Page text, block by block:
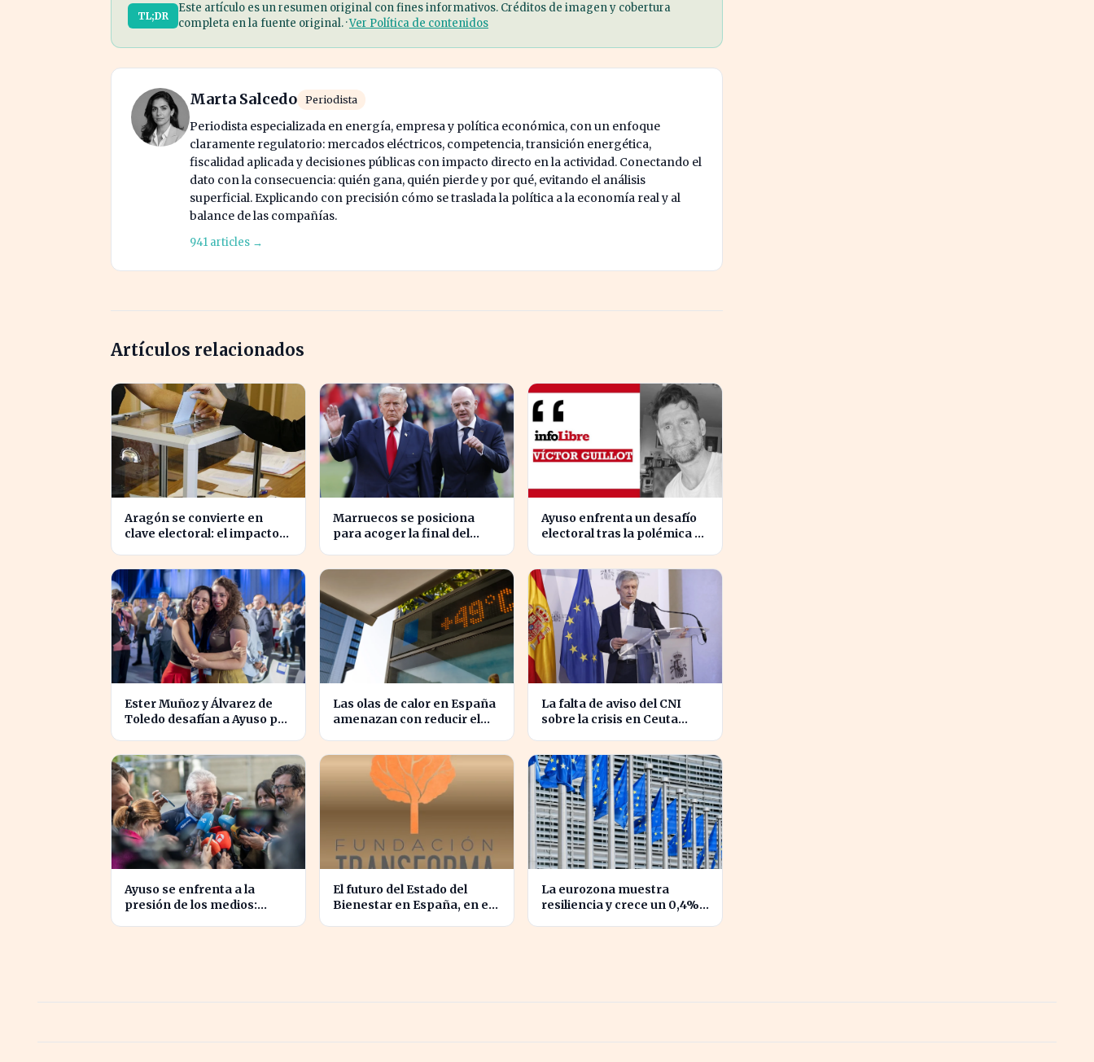
TL;DR
Este artículo es un resumen original con fines informativos. Créditos de imagen y cobertura
completa en la fuente original. ·Ver Política de contenidos
Marta Salcedo Periodista
Periodista especializada en energía, empresa y política económica, con un enfoque
claramente regulatorio: mercados eléctricos, competencia, transición energética,
fiscalidad aplicada y decisiones públicas con impacto directo en la actividad. Conectando el
dato con la consecuencia: quién gana, quién pierde y por qué, evitando el análisis
superficial. Explicando con precisión cómo se traslada la política a la economía real y al
balance de las compañías.
941 articles →
Artículos relacionados
Aragón se convierte en
clave electoral: el impacto
Marruecos se posiciona
para acoger la final del
Ayuso enfrenta un desafío
electoral tras la polémica de
Ester Muñoz y Álvarez de
Toledo desafían a Ayuso por
Las olas de calor en España
amenazan con reducir el
La falta de aviso del CNI
sobre la crisis en Ceuta
Ayuso se enfrenta a la
presión de los medios:
El futuro del Estado del
Bienestar en España, en el
La eurozona muestra
resiliencia y crece un 0,4% a